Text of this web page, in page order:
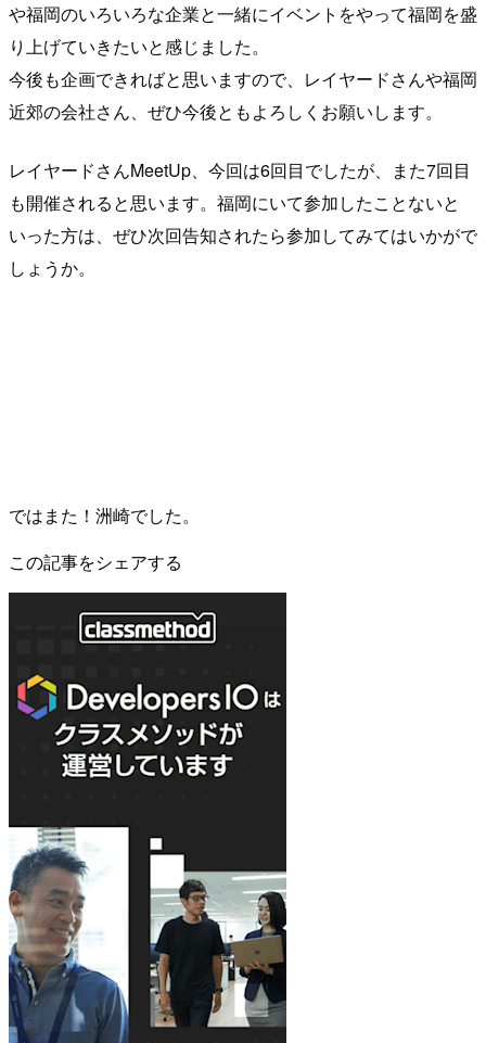
や福岡のいろいろな企業と一緒にイベントをやって福岡を盛
り上げていきたいと感じました。
今後も企画できればと思いますので、レイヤードさんや福岡
近郊の会社さん、ぜひ今後ともよろしくお願いします。
レイヤードさんMeetUp、今回は6回目でしたが、また7回目
も開催されると思います。福岡にいて参加したことないと
いった方は、ぜひ次回告知されたら参加してみてはいかがで
しょうか。
ではまた！洲崎でした。
この記事をシェアする